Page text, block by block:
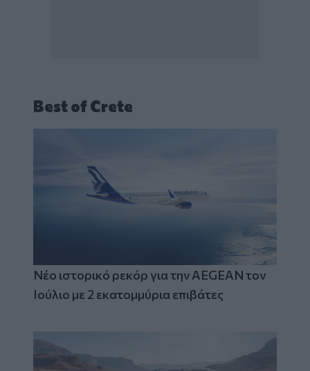
Best of Crete
Νέο ιστορικό ρεκόρ για την AEGEAN τον
Ιούλιο με 2 εκατομμύρια επιβάτες